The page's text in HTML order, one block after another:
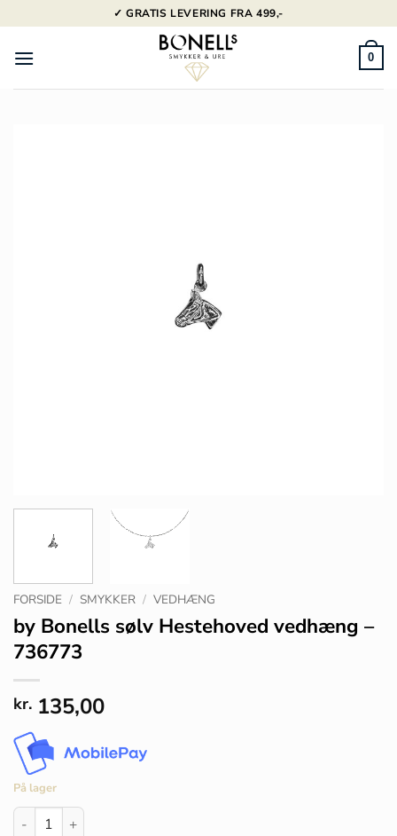
til
indhold
✓ GRATIS LEVERING FRA 499,-
0
FORSIDE / SMYKKER / VEDHÆNG
by Bonells sølv Hestehoved vedhæng –
736773
kr. 135,00
På lager
by Bonells sølv Hestehoved vedhæng - 736773 antal